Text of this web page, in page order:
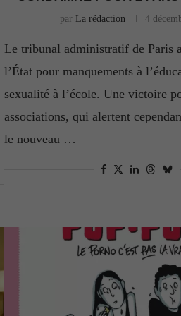
par La rédaction 4
Le tribunal administratif de Paris
l’État pour manquements à
sexualité à l’école. Une victoire
associations, qui alertent
le nouveau …